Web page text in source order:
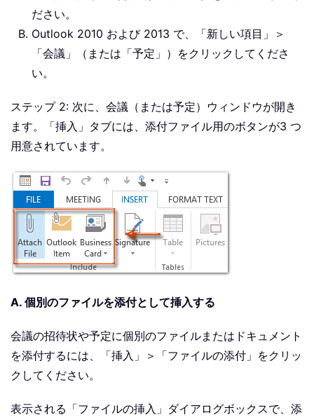
ださい。
Outlook 2010 および 2013 で、「新しい項目」＞
「会議」（または「予定」）をクリックしてくださ
い。
ステップ 2: 次に、会議（または予定）ウィンドウが開き
ます。「挿入」タブには、添付ファイル用のボタンが3 つ
用意されています。
A. 個別のファイルを添付として挿入する
会議の招待状や予定に個別のファイルまたはドキュメント
を添付するには、「挿入」＞「ファイルの添付」をクリッ
クしてください。
表示される「ファイルの挿入」ダイアログボックスで、添